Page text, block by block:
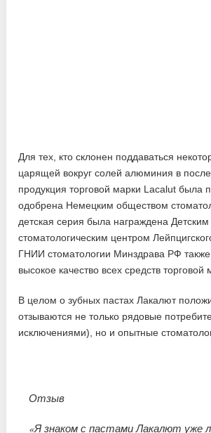
Для тех, кто склонен поддаваться
царящей вокруг солей алюминия в
продукция торговой марки Lacalut была
одобрена Немецким обществом
детская серия была награждена Детским
стоматологическим центром
ГНИИ стоматологии Минздрава РФ
высокое качество всех средств торговой
В целом о зубных пастах Лакалют
отзываются не только рядовые
исключениями), но и опытные
Отзыв
«Я знаком с пастами Лакалют уже